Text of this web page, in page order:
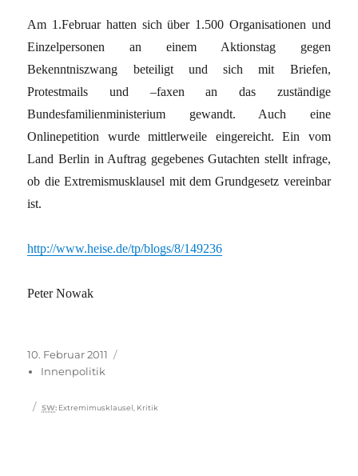
Am 1.Februar hatten sich über 1.500 Organisationen und
Einzelpersonen an einem Aktionstag gegen
Bekenntniszwang beteiligt und sich mit Briefen,
Protestmails und –faxen an das zuständige
Bundesfamilienministerium gewandt. Auch eine
Onlinepetition wurde mittlerweile eingereicht. Ein vom
Land Berlin in Auftrag gegebenes Gutachten stellt infrage,
ob die Extremismusklausel mit dem Grundgesetz vereinbar
ist.
http://www.heise.de/tp/blogs/8/149236
Peter Nowak
Veröffentlicht
am
10. Februar 2011
Innenpolitik
Schlagwörter
SW: Extremimusklausel Kritik